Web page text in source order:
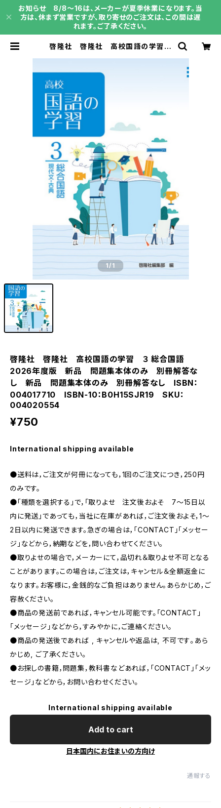
お知らせ 8/8～16は、メーカーが夏季休業になります。当
方は、休まず営業ですが、取り寄せのご注文は、この間は遅
れます。ご了承ください。
啓隆社 啓隆社 高校国語の学習
し ISBN：004017710 ISBN-1
0：B0H15SJR19 SKU：004020
554 | 育之書店（いくのしょてん）
1/1
啓隆社 啓隆社 高校国語の学習 ３ 総合国語
2026年度版 新品 問題集本体のみ 別冊解答な
し 新品 問題集本体のみ 別冊解答なし ISBN：
004017710 ISBN-10：B0H15SJR19 SKU：
004020554
¥750
International shipping available
●送料は，ご注文が何冊になっても，1回のご注文につき，250円
のみです。
●「種類を選択する」で，「取りよせ 注文後およそ 7〜15日以
内に発送」であっても，当社に在庫があれば，ご注文後およそ，1〜
2日以内に発送できます。急ぎの場合は，「CONTACT」「メッセー
ジ」などから，納期などを，問い合わせてください。
●取りよせの場合で，メーカーにて，品切れ＆取りよせ不可となる
ことがあります。この場合は，ご注文は，キャンセル＆全額返金に
なります。お客様に，金銭的なご負担はありません。あらかじめ，ご
容赦ください。
●商品の発送前であれば，キャンセル可能です。「CONTACT」
「メッセージ」などから，すみやかに，ご連絡ください。
●商品の発送後であれば , キャンセルや返品は, 不可です｡あら
かじめ, ご了承ください｡
●お探しの書籍，問題集，教科書などあれば，「CONTACT」「メッ
セージ」などから，お問い合わせください。
International shipping available
Add to cart
日本国内にお住まいの方向け
通報する